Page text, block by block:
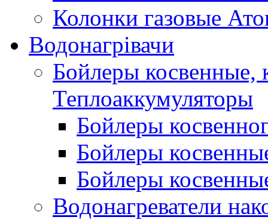
Колонки газовые
Водонагрівачи
Бойлеры косвенные,
Теплоаккумуляторы
Бойлеры
Бойлеры
Бойлеры
Водонагреватели